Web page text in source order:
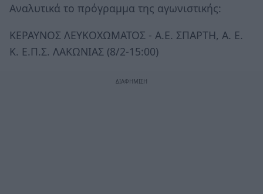
Αναλυτικά το πρόγραμμα της αγωνιστικής:
ΚΕΡΑΥΝΟΣ ΛΕΥΚΟΧΩΜΑΤΟΣ - Α.Ε. ΣΠΑΡΤΗ, Α. Ε.
Κ. Ε.Π.Σ. ΛΑΚΩΝΙΑΣ (8/2-15:00)